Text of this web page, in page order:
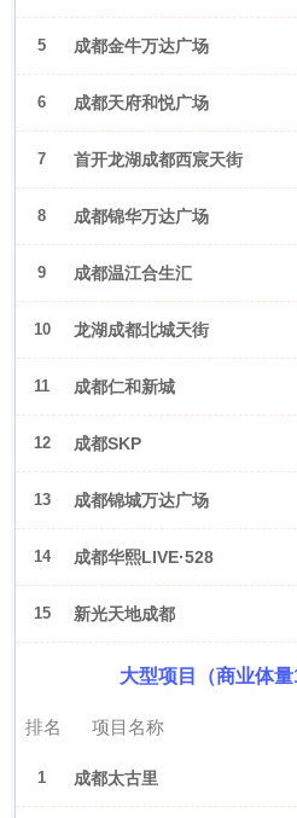
5 成都金牛万达广场
6 成都天府和悦广场
7 首开龙湖成都西宸天街
8 成都锦华万达广场
9 成都温江合生汇
10 龙湖成都北城天街
11 成都仁和新城
12 成都SKP
13 成都锦城万达广场
14 成都华熙LIVE·528
15 新光天地成都
大型项目（商业体量
排名 项目名称
1 成都太古里